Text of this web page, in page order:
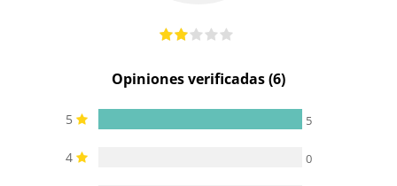
Opiniones verificadas (6)
5 5
4 0